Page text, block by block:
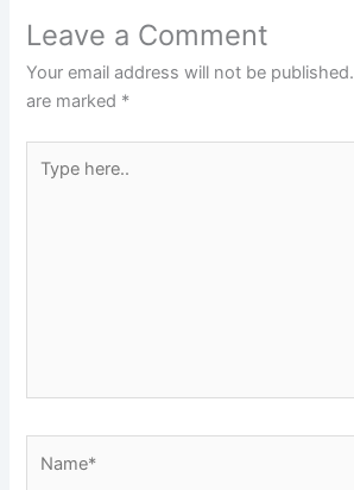
Leave a Comment
Your email address will not be published.
are marked *
here..